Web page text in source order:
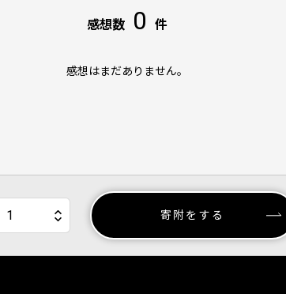
感想数 0 件
感想はまだありません。
寄附をする